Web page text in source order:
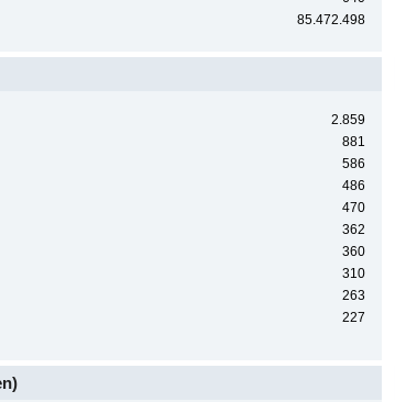
85.472.498
2.859
881
586
486
470
362
360
310
263
227